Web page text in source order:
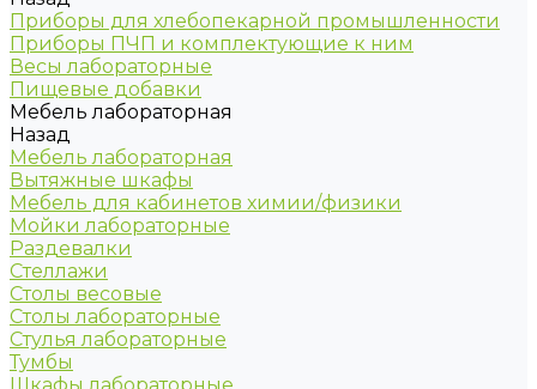
Приборы для хлебопекарной промышленности
Приборы ПЧП и комплектующие к ним
Весы лабораторные
Пищевые добавки
Мебель лабораторная
Назад
Мебель лабораторная
Вытяжные шкафы
Мебель для кабинетов химии/физики
Мойки лабораторные
Раздевалки
Стеллажи
Столы весовые
Столы лабораторные
Стулья лабораторные
Тумбы